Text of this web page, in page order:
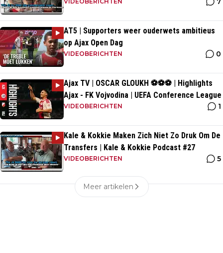
AT5 | Supporters weer ouderwets ambitieus
op Ajax Open Dag
VIDEOBERICHTEN 0
Ajax TV | OSCAR GLOUKH ⚽️⚽️⚽️ | Highlights
Ajax - FK Vojvodina | UEFA Conference League
VIDEOBERICHTEN 1
Kale & Kokkie Maken Zich Niet Zo Druk Om De
Transfers | Kale & Kokkie Podcast #27
VIDEOBERICHTEN 5
Meer artikelen